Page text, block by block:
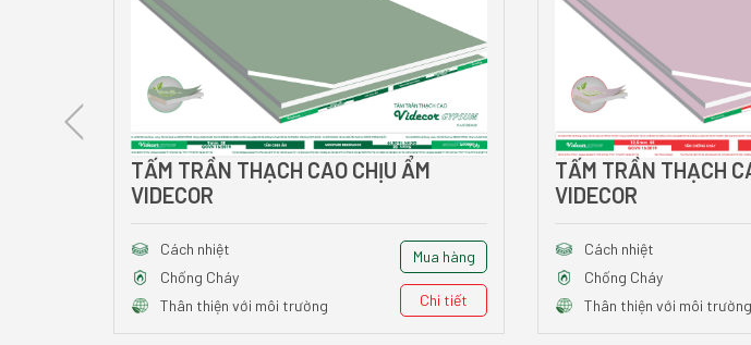
TẤM TRẦN THẠCH CAO CHỊU ẨM
VIDECOR
Cách nhiệt
Chống Cháy
Thân thiện với môi trường
Mua hàng
Chi tiết
TẤM TRẦN THẠCH
VIDECOR
Cách nhiệt
Chống Cháy
Thân thiện với môi trường